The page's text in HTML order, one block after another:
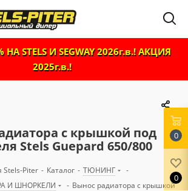
STELS И SEGWAY 2026г.в.! АКЦИЯ
2025г.в.!
с крышкой под
Stels Guepard 650/800
Stels-Piter - Каталог - ТЮНИНГ
-
И ШНОРКЕЛИ
- Вынос радиатора с крышкой
0
0